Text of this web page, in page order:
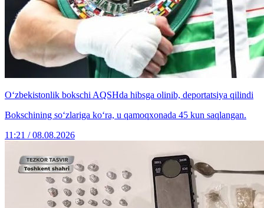
O‘zbekistonlik bokschi AQSHda hibsga olinib, deportatsiya qilindi
Bokschining so‘zlariga ko‘ra, u qamoqxonada 45 kun saqlangan.
11:21 / 08.08.2026